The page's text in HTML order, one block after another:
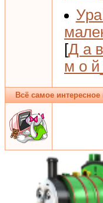
[Д а
м о
Всё самое